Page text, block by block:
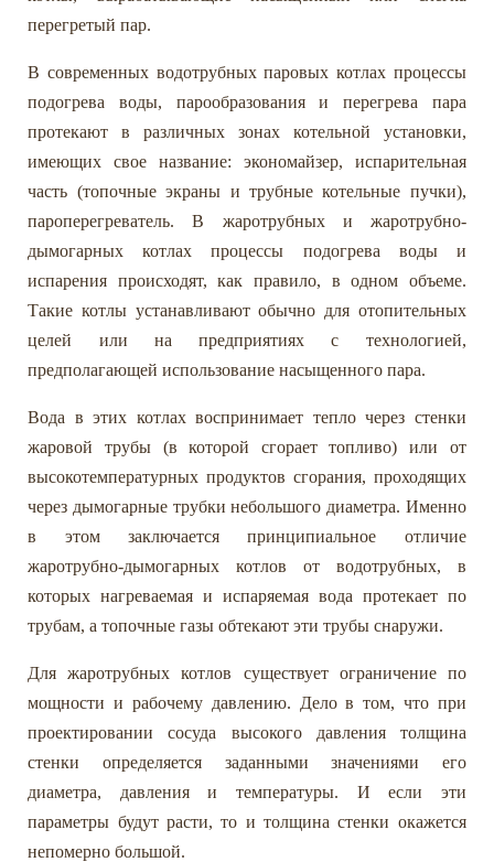
перегретый пар.
В современных водотрубных паровых котлах процессы
подогрева воды, парообразования и перегрева пара
протекают в различных зонах котельной установки,
имеющих свое название: экономайзер, испарительная
часть (топочные экраны и трубные котельные пучки),
пароперегреватель. В жаротрубных и жаротрубно-
дымогарных котлах процессы подогрева воды и
испарения происходят, как правило, в одном объеме.
Такие котлы устанавливают обычно для отопительных
целей или на предприятиях с технологией,
предполагающей использование насыщенного пара.
Вода в этих котлах воспринимает тепло через стенки
жаровой трубы (в которой сгорает топливо) или от
высокотемпературных продуктов сгорания, проходящих
через дымогарные трубки небольшого диаметра. Именно
в этом заключается принципиальное отличие
жаротрубно-дымогарных котлов от водотрубных, в
которых нагреваемая и испаряемая вода протекает по
трубам, а топочные газы обтекают эти трубы снаружи.
Для жаротрубных котлов существует ограничение по
мощности и рабочему давлению. Дело в том, что при
проектировании сосуда высокого давления толщина
стенки определяется заданными значениями его
диаметра, давления и температуры. И если эти
параметры будут расти, то и толщина стенки окажется
непомерно большой.